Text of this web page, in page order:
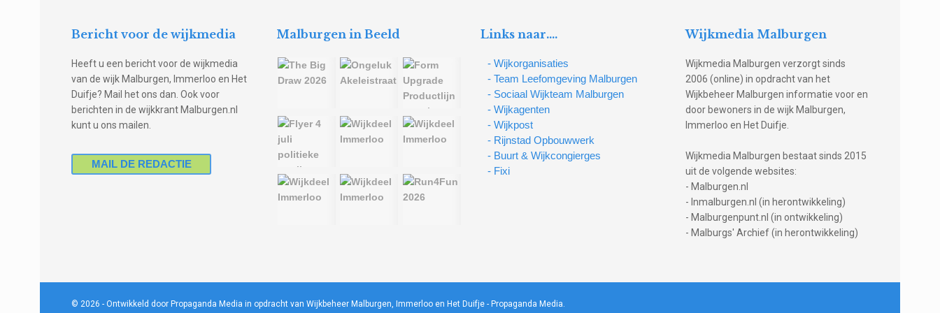
Bericht voor de wijkmedia
Heeft u een bericht voor de wijkmedia
van de wijk Malburgen, Immerloo en Het
Duifje? Mail het ons dan. Ook voor
berichten in de wijkkrant Malburgen.nl
kunt u ons mailen.
MAIL DE REDACTIE
Malburgen in Beeld Links naar….
- Wijkorganisaties
- Team Leefomgeving Malburgen
- Sociaal Wijkteam Malburgen
- Wijkagenten
- Wijkpost
- Rijnstad Opbouwwerk
- Buurt & Wijkcongierges
- Fixi
Wijkmedia Malburgen
Wijkmedia Malburgen verzorgt sinds
2006 (online) in opdracht van het
Wijkbeheer Malburgen informatie voor en
door bewoners in de wijk Malburgen,
Immerloo en Het Duifje.
Wijkmedia Malburgen bestaat sinds 2015
uit de volgende websites:
- Malburgen.nl
- Inmalburgen.nl (in herontwikkeling)
- Malburgenpunt.nl (in ontwikkeling)
- Malburgs' Archief (in herontwikkeling)
© 2026 - Ontwikkeld door Propaganda Media in opdracht van Wijkbeheer Malburgen, Immerloo en Het Duifje - Propaganda Media.